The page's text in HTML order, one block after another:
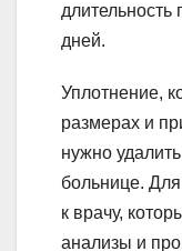
дней.
Уплотнение,
размерах и
нужно
больнице.
к врачу,
анализы и